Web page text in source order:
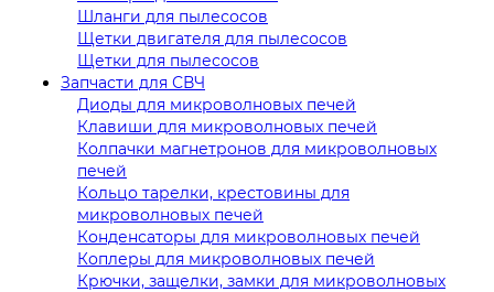
Шланги для пылесосов
Щетки двигателя для пылесосов
Щетки для пылесосов
Запчасти для СВЧ
Диоды для микроволновых печей
Клавиши для микроволновых печей
Колпачки магнетронов для микроволновых
печей
Кольцо тарелки, крестовины для
микроволновых печей
Конденсаторы для микроволновых печей
Коплеры для микроволновых печей
Крючки, защелки, замки для микроволновых